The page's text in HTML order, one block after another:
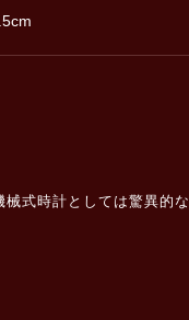
式時計としては驚異的